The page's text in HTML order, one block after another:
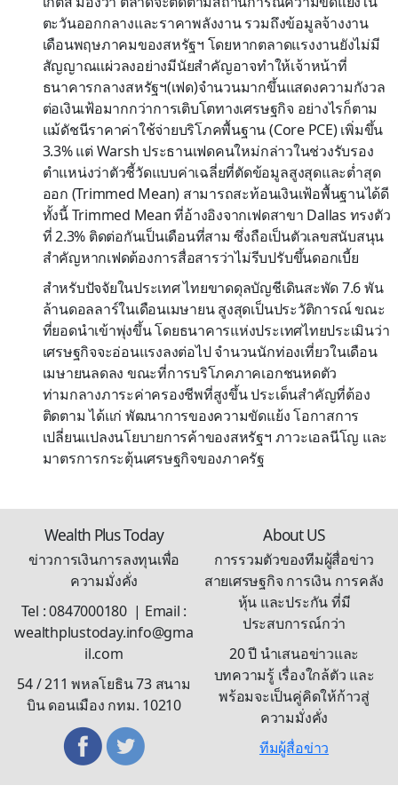
ตะวันออกกลางและราคาพลังงาน รวมถึงข้อมูลจ้างงาน
เดือนพฤษภาคมของสหรัฐฯ โดยหากตลาดแรงงานยังไม่มี
สัญญาณแผ่วลงอย่างมีนัยสำคัญอาจทำให้เจ้าหน้าที่
ธนาคารกลางสหรัฐฯ(เฟด)จำนวนมากขึ้นแสดงความกังวล
ต่อเงินเฟ้อมากกว่าการเติบโตทางเศรษฐกิจ อย่างไรก็ตาม
แม้ดัชนีราคาค่าใช้จ่ายบริโภคพื้นฐาน (Core PCE) เพิ่มขึ้น
3.3% แต่ Warsh ประธานเฟดคนใหม่กล่าวในช่วงรับรอง
ตำแหน่งว่าตัวชี้วัดแบบค่าเฉลี่ยที่ตัดข้อมูลสูงสุดและต่ำสุด
ออก (Trimmed Mean) สามารถสะท้อนเงินเฟ้อพื้นฐานได้ดี
ทั้งนี้ Trimmed Mean ที่อ้างอิงจากเฟดสาขา Dallas ทรงตัว
ที่ 2.3% ติดต่อกันเป็นเดือนที่สาม ซึ่งถือเป็นตัวเลขสนับสนุน
สำคัญหากเฟดต้องการสื่อสารว่าไม่รีบปรับขึ้นดอกเบี้ย
สำหรับปัจจัยในประเทศ ไทยขาดดุลบัญชีเดินสะพัด 7.6 พัน
ล้านดอลลาร์ในเดือนเมษายน สูงสุดเป็นประวัติการณ์ ขณะ
ที่ยอดนำเข้าพุ่งขึ้น โดยธนาคารแห่งประเทศไทยประเมินว่า
เศรษฐกิจจะอ่อนแรงลงต่อไป จำนวนนักท่องเที่ยวในเดือน
เมษายนลดลง ขณะที่การบริโภคภาคเอกชนหดตัว
ท่ามกลางภาระค่าครองชีพที่สูงขึ้น ประเด็นสำคัญที่ต้อง
ติดตาม ได้แก่ พัฒนาการของความขัดแย้ง โอกาสการ
เปลี่ยนแปลงนโยบายการค้าของสหรัฐฯ ภาวะเอลนีโญ และ
มาตรการกระตุ้นเศรษฐกิจของภาครัฐ
Wealth Plus Today
ข่าวการเงินการลงทุนเพื่อ
ความมั่งคั่ง
Tel : 0847000180 | Email :
wealthplustoday.info@gma
il.com
54 / 211 พหลโยธิน 73 สนาม
บิน ดอนเมือง กทม. 10210
About US
การรวมตัวของทีมผู้สื่อข่าว
สายเศรษฐกิจ การเงิน การคลัง
หุ้น และประกัน ที่มี
ประสบการณ์กว่า
20 ปี นำเสนอข่าวและ
บทความรู้ เรื่องใกล้ตัว และ
พร้อมจะเป็นคู่คิดให้ก้าวสู่
ความมั่งคั่ง
ทีมผู้สื่อข่าว